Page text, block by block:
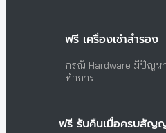
ฟรี เครื่องเช่าสำรอง
กรณี Hardware มีปัญห
ทำการ
ฟรี รับคืนเมื่อครบสัญ